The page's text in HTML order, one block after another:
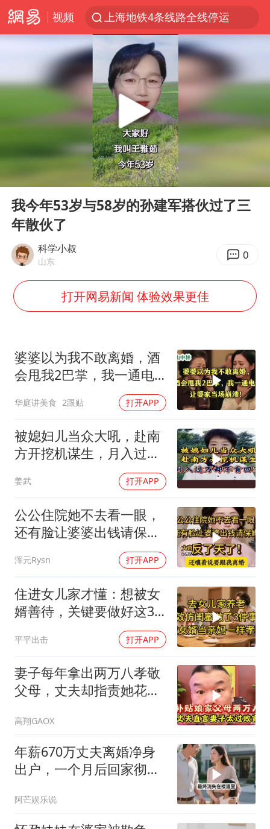
视频
上海地铁4条线路全线停运
宇树申购 中一签有望赚20万元
4.2平卫生间补漏注胶花1.55万
白海豚路径图
律师谈贾冰私人饭局被偷拍
多地银行上调存款利率
面对面丨蔡磊：与渐冻症抗争 纵使不敌 也不屈服
NBA传奇教练老尼尔森去世
加沙约14万栋建筑被完全摧毁
Play
00:00
我今年53岁与58岁的孙建军搭伙过了三
年散伙了
科学小叔
山东 0
打开网易新闻 体验效果更佳
婆婆以为我不敢离婚，酒
会甩我2巴掌，我一通电
华庭讲美食 2跟贴 打开APP
被媳妇儿当众大吼，赴南
方开挖机谋生，月入过万
姜武 打开APP
公公住院她不去看一眼，
还有脸让婆婆出钱请保
浑元Rysn 打开APP
住进女儿家才懂：想被女
婿善待，关键要做好这3
平平出击 打开APP
妻子每年拿出两万八孝敬
父母，丈夫却指责她花钱
高翔GAOX
年薪670万丈夫离婚净身
出户，一个月后回家彻底
阿芒娱乐说